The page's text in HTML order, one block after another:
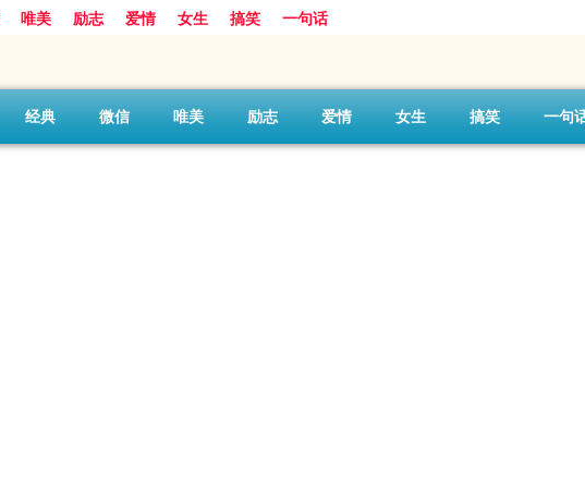
唯美 励志 爱情 女生 搞笑 一句话
经典 微信 唯美 励志 爱情 女生 搞笑 一句